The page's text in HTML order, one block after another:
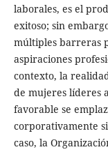
laborales, es el
exitoso; sin
múltiples barreras
aspiraciones
contexto, la
de mujeres líderes
favorable se
corporativamente
caso, la